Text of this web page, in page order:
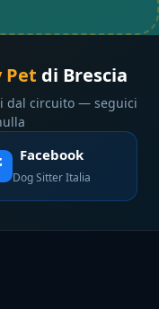
Pet di Brescia
dal circuito — seguici
Facebook
Dog Sitter Italia